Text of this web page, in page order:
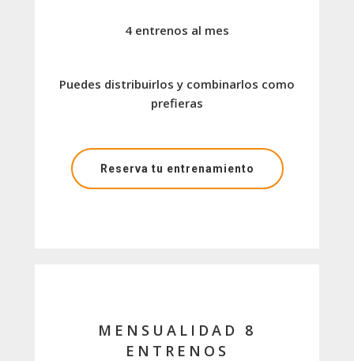
4 entrenos al mes
Puedes distribuirlos y combinarlos como
prefieras
Reserva tu entrenamiento
MENSUALIDAD 8
ENTRENOS